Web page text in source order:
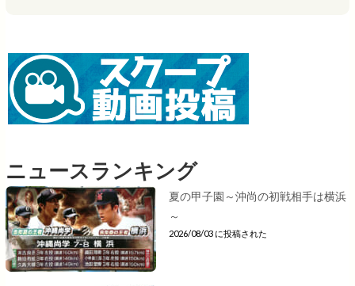
ニュースランキング
夏の甲子園～沖尚の初戦相手は横浜
～
2026/08/03 に投稿された